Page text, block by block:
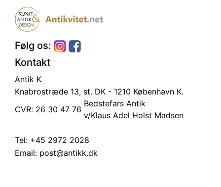
Følg os:
Kontakt
Antik K
Knabrostræde 13, st. DK - 1210 København K.
CVR: 26 30 47 76
Bedstefars Antik
v/Klaus Adel Holst Madsen
Tel: +45 2972 2028
Email: post@antikk.dk